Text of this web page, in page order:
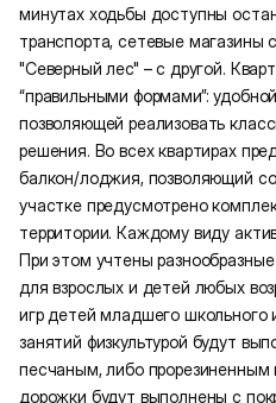
минутах ходьбы доступны
транспорта, сетевые магазины
"Северный лес" – с другой.
“правильными формами”:
позволяющей реализовать
решения. Во всех квартирах
балкон/лоджия, позволяющий
участке предусмотрено
территории. Каждому виду
При этом учтены
для взрослых и детей любых
игр детей младшего школьного
занятий физкультурой будут
песчаным, либо прорезиненным
дорожки будут выполнены с